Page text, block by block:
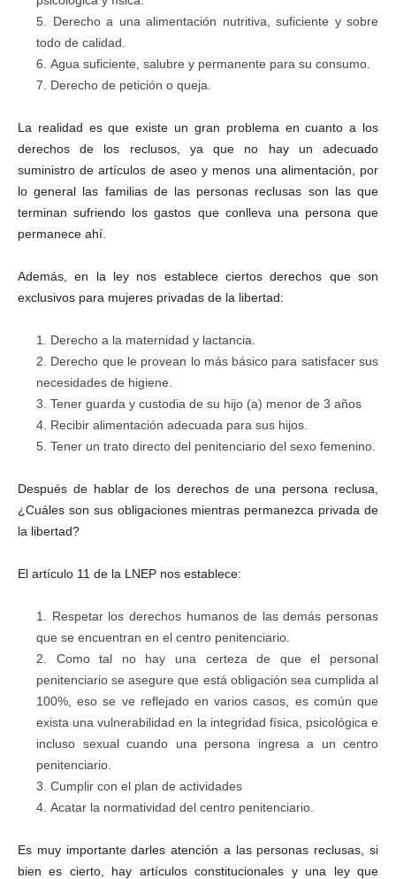
Derecho a una alimentación nutritiva, suficiente y sobre
todo de calidad.
Agua suficiente, salubre y permanente para su consumo.
Derecho de petición o queja.
La realidad es que existe un gran problema en cuanto a los
derechos de los reclusos, ya que no hay un adecuado
suministro de artículos de aseo y menos una alimentación, por
lo general las familias de las personas reclusas son las que
terminan sufriendo los gastos que conlleva una persona que
permanece ahí.
Además, en la ley nos establece ciertos derechos que son
exclusivos para mujeres privadas de la libertad:
Derecho a la maternidad y lactancia.
Derecho que le provean lo más básico para satisfacer sus
necesidades de higiene.
Tener guarda y custodia de su hijo (a) menor de 3 años
Recibir alimentación adecuada para sus hijos.
Tener un trato directo del penitenciario del sexo femenino.
Después de hablar de los derechos de una persona reclusa,
¿Cuáles son sus obligaciones mientras permanezca privada de
la libertad?
El artículo 11 de la LNEP nos establece:
Respetar los derechos humanos de las demás personas
que se encuentran en el centro penitenciario.
Como tal no hay una certeza de que el personal
penitenciario se asegure que está obligación sea cumplida al
100%, eso se ve reflejado en varios casos, es común que
exista una vulnerabilidad en la integridad física, psicológica e
incluso sexual cuando una persona ingresa a un centro
penitenciario.
Cumplir con el plan de actividades
Acatar la normatividad del centro penitenciario.
Es muy importante darles atención a las personas reclusas, si
bien es cierto, hay artículos constitucionales y una ley que